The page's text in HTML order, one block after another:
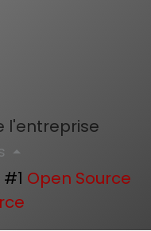
l'entreprise
Open Source